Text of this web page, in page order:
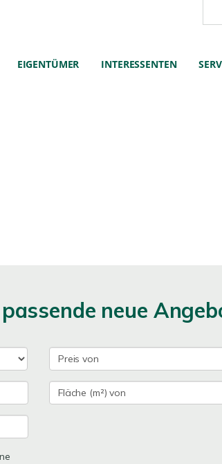
EIGENTÜMER INTERESSENTEN
neue